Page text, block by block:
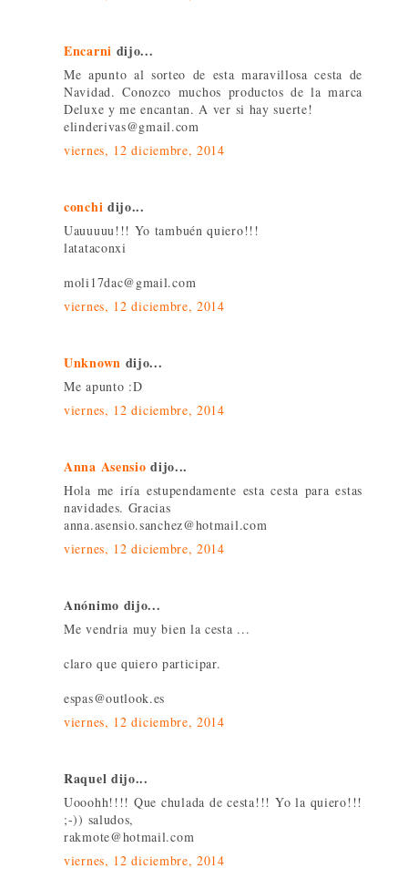
Encarni dijo...
Me apunto al sorteo de esta maravillosa cesta de
Navidad. Conozco muchos productos de la marca
Deluxe y me encantan. A ver si hay suerte!
elinderivas@gmail.com
viernes, 12 diciembre, 2014
conchi dijo...
Uauuuuu!!! Yo tambuén quiero!!!
latataconxi
moli17dac@gmail.com
viernes, 12 diciembre, 2014
Unknown dijo...
Me apunto :D
viernes, 12 diciembre, 2014
Anna Asensio dijo...
Hola me iría estupendamente esta cesta para estas
navidades. Gracias
anna.asensio.sanchez@hotmail.com
viernes, 12 diciembre, 2014
Anónimo dijo...
Me vendria muy bien la cesta ...
claro que quiero participar.
espas@outlook.es
viernes, 12 diciembre, 2014
Raquel dijo...
Uooohh!!!! Que chulada de cesta!!! Yo la quiero!!!
;-)) saludos,
rakmote@hotmail.com
viernes, 12 diciembre, 2014